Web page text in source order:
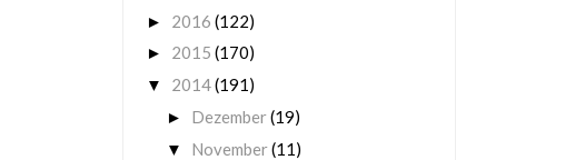
► 2016 (122)
► 2015 (170)
▼ 2014(191)
► Dezember(19)
▼ November(11)